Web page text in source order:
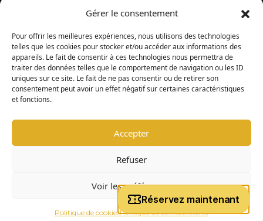
Gérer le consentement
Pour offrir les meilleures expériences, nous utilisons des technologies
telles que les cookies pour stocker et/ou accéder aux informations des
appareils. Le fait de consentir à ces technologies nous permettra de
traiter des données telles que le comportement de navigation ou les ID
uniques sur ce site. Le fait de ne pas consentir ou de retirer son
consentement peut avoir un effet négatif sur certaines caractéristiques
et fonctions.
Accepter
Refuser
Voir les préférences
Politique de cookiesPolitique de confidentialité
Mentions légales
Politique de confidentialité
Règlement intérieur
copyright © 2026 - Coligny Car Museum